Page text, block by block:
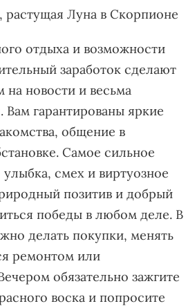
растущая Луна в Скорпионе
отдыха и возможности
заработок сделают
на новости и весьма
гарантированы яркие
общение в
Самое сильное
смех и виртуозное
позитив и добрый
победы в любом деле. В
делать покупки, менять
ремонтом или
обязательно зажгите
воска и попросите